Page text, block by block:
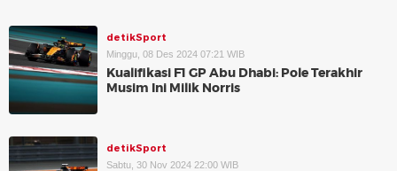
detikSport
Minggu, 08 Des 2024 07:21 WIB
Kualifikasi F1 GP Abu Dhabi: Pole Terakhir
Musim Ini Milik Norris
detikSport
Sabtu, 30 Nov 2024 22:00 WIB